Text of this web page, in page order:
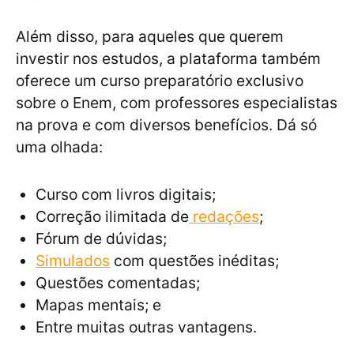
Além disso, para aqueles que querem
investir nos estudos, a plataforma também
oferece um curso preparatório exclusivo
sobre o Enem, com professores especialistas
na prova e com diversos benefícios. Dá só
uma olhada:
Curso com livros digitais;
Correção ilimitada de redações;
Fórum de dúvidas;
Simulados com questões inéditas;
Questões comentadas;
Mapas mentais; e
Entre muitas outras vantagens.